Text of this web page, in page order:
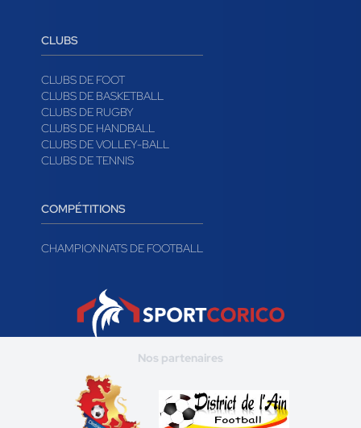
CLUBS
CLUBS DE FOOT
CLUBS DE BASKETBALL
CLUBS DE RUGBY
CLUBS DE HANDBALL
CLUBS DE VOLLEY-BALL
CLUBS DE TENNIS
COMPÉTITIONS
CHAMPIONNATS DE FOOTBALL
Nos partenaires